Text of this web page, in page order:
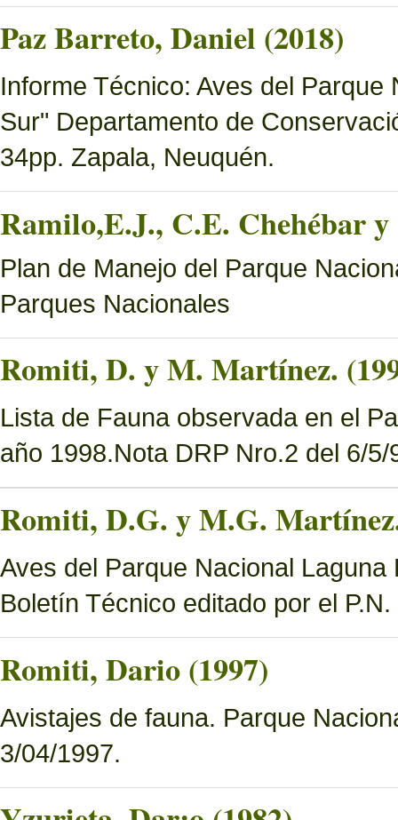
Paz Barreto, Daniel (2018)
Informe Técnico: Aves del
Sur" Departamento de
34pp. Zapala, Neuquén.
Ramilo,E.J., C.E. Chehébar
Plan de Manejo del Parque
Parques Nacionales
Romiti, D. y M. Martínez.
Lista de Fauna observada en el
año 1998.Nota DRP Nro.2 del 6/5/
Romiti, D.G. y M.G.
Aves del Parque Nacional
Boletín Técnico editado por el
Romiti, Dario (1997)
Avistajes de fauna. Parque
3/04/1997.